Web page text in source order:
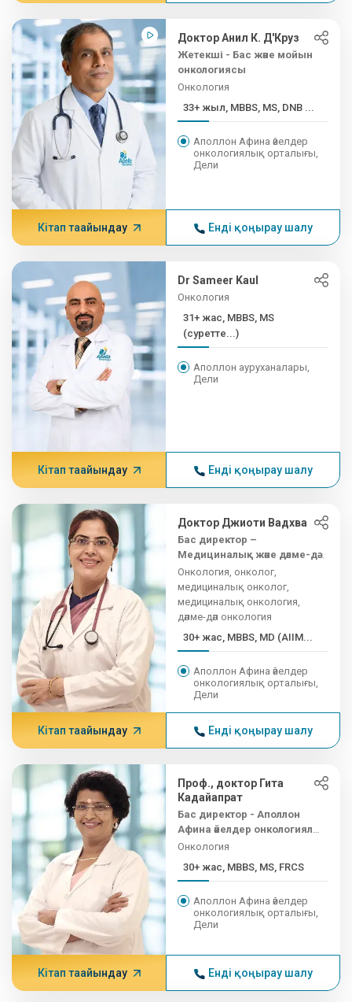
Доктор Анил К. Д'Круз
Жетекші - Бас және мойын
онкологиясы
Онкология
33+ жыл, MBBS, MS, DNB ...
Аполлон Афина әйелдер
онкологиялық орталығы,
Дели
Кітап тағайындау Енді қоңырау шалу
Dr Sameer Kaul
Онкология
31+ жас, MBBS, MS
(суретте...)
Аполлон ауруханалары,
Дели
Кітап тағайындау Енді қоңырау шалу
Доктор Джиоти Вадхва
Бас директор –
Медициналық және дәлме-дәл
онкология
Онкология, онколог,
медициналық онколог,
медициналық онкология,
дәлме-дәл онкология
30+ жас, MBBS, MD (AIIM...
Аполлон Афина әйелдер
онкологиялық орталығы,
Дели
Кітап тағайындау Енді қоңырау шалу
Проф., доктор Гита
Кадайапрат
Бас директор - Аполлон
Афина әйелдер онкологиялық
орталығы
Онкология
30+ жас, MBBS, MS, FRCS
Аполлон Афина әйелдер
онкологиялық орталығы,
Дели
Кітап тағайындау Енді қоңырау шалу